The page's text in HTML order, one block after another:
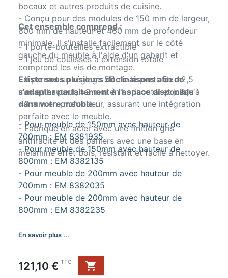
bocaux et autres produits de cuisine.
- Conçu pour des modules de 150 mm de largeur,
800 mm de hauteur et 460 mm de profondeur
minimale. Il s'installe facilement sur le côté
gauche du meuble à l'aide d'un gabarit et
comprend les vis de montage.
- Il permet un réglage 5D de la porte de ±2,5
mm en hauteur, ±2 mm en horizontal et jusqu'à
+3 mm en profondeur, assurant une intégration
parfaite avec le meuble.
- Fabriqué en acier avec une finition gris
anthracite et des paniers avec une base en
mélamine effet bois, résistant et facile à nettoyer.
Cet ensemble comprend :
- 1 porte-bouteilles extractible
- 1 jeu de coulisses à extension totale
Existe sous plusieurs déclinaisons afin de
s'adapter parfaitement à l'espace disponible
dans votre meuble :
- Pour meuble de 150mm avec hauteur de
700mm : EM 8381935
- Pour meuble de 150mm avec hauteur de
800mm : EM 8382135
- Pour meuble de 200mm avec hauteur de
700mm : EM 8382035
- Pour meuble de 200mm avec hauteur de
800mm : EM 8382235
En savoir plus ...
Prix
121,10 € TTC
